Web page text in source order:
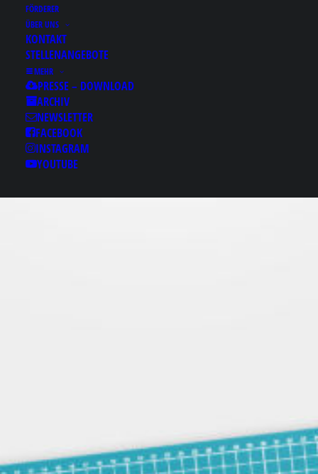
FÖRDERER
ÜBER UNS
KONTAKT
STELLENANGEBOTE
MEHR
PRESSE – DOWNLOAD
ARCHIV
NEWSLETTER
FACEBOOK
INSTAGRAM
YOUTUBE
Results for: 군산키스방
ケbamje1¸c0м 군산출
장건마 군산스파 군산안